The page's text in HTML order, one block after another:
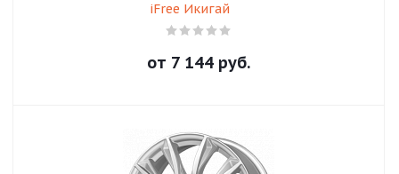
iFree Икигай
от 7 144 руб.